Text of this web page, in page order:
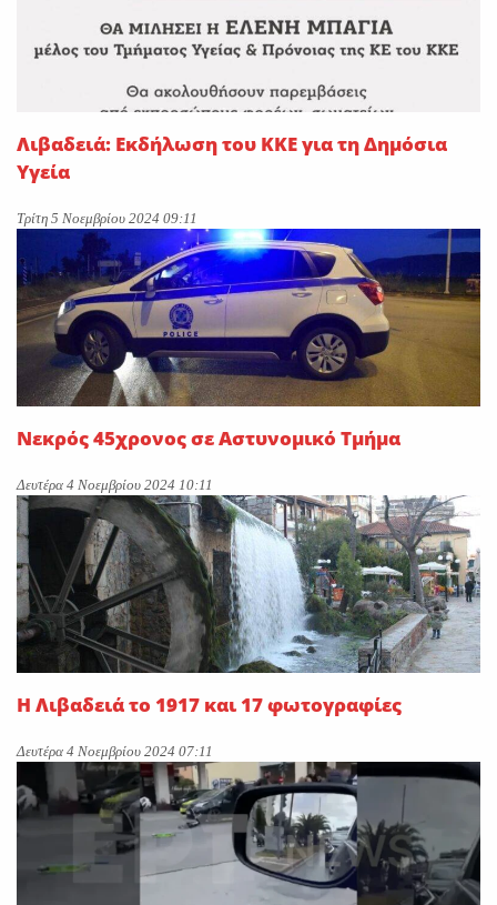
Λιβαδειά: Εκδήλωση του ΚΚΕ για τη Δημόσια
Υγεία
Τρίτη 5 Νοεμβρίου 2024 09:11
Νεκρός 45χρονος σε Αστυνομικό Τμήμα
Δευτέρα 4 Νοεμβρίου 2024 10:11
Η Λιβαδειά το 1917 και 17 φωτογραφίες
Δευτέρα 4 Νοεμβρίου 2024 07:11